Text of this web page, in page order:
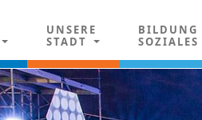
UNSERE
STADT
BILDUNG
SOZIALES